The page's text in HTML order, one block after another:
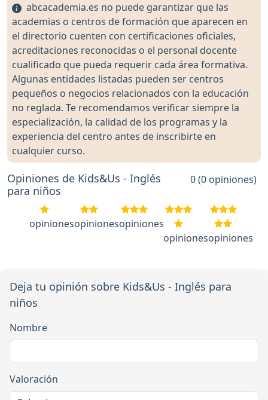
abcacademia.es no puede garantizar que las
academias o centros de formación que aparecen en
el directorio cuenten con certificaciones oficiales,
acreditaciones reconocidas o el personal docente
cualificado que pueda requerir cada área formativa.
Algunas entidades listadas pueden ser centros
pequeños o negocios relacionados con la educación
no reglada. Te recomendamos verificar siempre la
especialización, la calidad de los programas y la
experiencia del centro antes de inscribirte en
cualquier curso.
Opiniones de Kids&Us - Inglés
para niños
0 (0 opiniones)
opinionesopinionesopiniones
opinionesopiniones
Deja tu opinión sobre Kids&Us - Inglés para
niños
Nombre
Valoración